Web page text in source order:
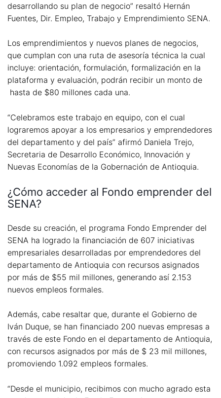
desarrollando su plan de negocio” resaltó Hernán
Fuentes, Dir. Empleo, Trabajo y Emprendimiento SENA.
Los emprendimientos y nuevos planes de negocios,
que cumplan con una ruta de asesoría técnica la cual
incluye: orientación, formulación, formalización en la
plataforma y evaluación, podrán recibir un monto de
hasta de $80 millones cada una.
“Celebramos este trabajo en equipo, con el cual
lograremos apoyar a los empresarios y emprendedores
del departamento y del país” afirmó Daniela Trejo,
Secretaria de Desarrollo Económico, Innovación y
Nuevas Economías de la Gobernación de Antioquia.
¿Cómo acceder al Fondo emprender del
SENA?
Desde su creación, el programa Fondo Emprender del
SENA ha logrado la financiación de 607 iniciativas
empresariales desarrolladas por emprendedores del
departamento de Antioquia con recursos asignados
por más de $55 mil millones, generando así 2.153
nuevos empleos formales.
Además, cabe resaltar que, durante el Gobierno de
Iván Duque, se han financiado 200 nuevas empresas a
través de este Fondo en el departamento de Antioquia,
con recursos asignados por más de $ 23 mil millones,
promoviendo 1.092 empleos formales.
“Desde el municipio, recibimos con mucho agrado esta